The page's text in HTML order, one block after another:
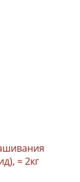
≈ 2кг